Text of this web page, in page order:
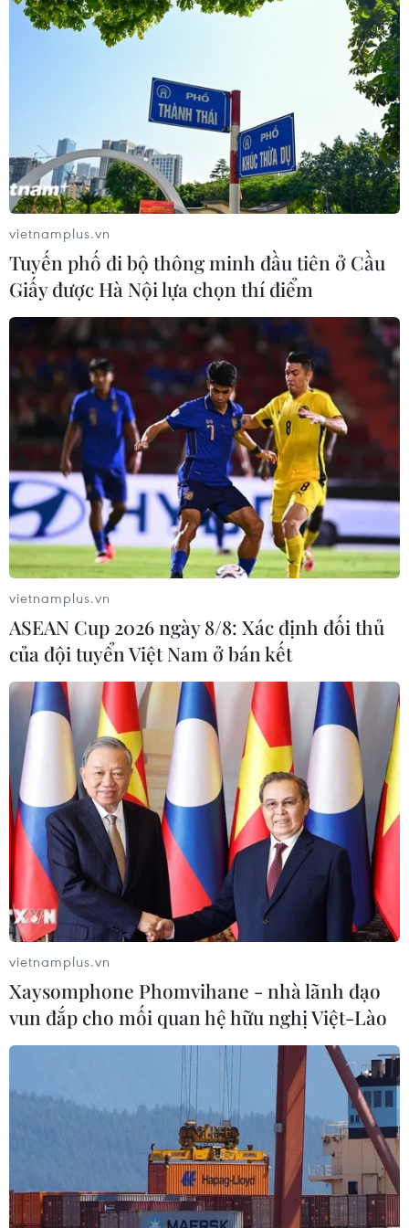
TIN CÙNG CHUYÊN MỤC
Chuyển Bộ Công an thông tin 7 cá
nhân bán vàng không rõ nguồn gốc
08/08/2026 14:37
vietnamplus.vn
Tuyến phố đi bộ thông minh đầu tiên ở Cầu
Giấy được Hà Nội lựa chọn thí điểm
vietnamplus.vn
ASEAN Cup 2026 ngày 8/8: Xác định đối thủ
của đội tuyển Việt Nam ở bán kết
vietnamplus.vn
Xaysomphone Phomvihane - nhà lãnh đạo
vun đắp cho mối quan hệ hữu nghị Việt-Lào